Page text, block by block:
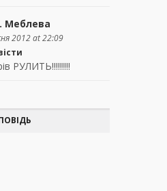
Меблева
2012 at 22:09
РУЛИТЬ!!!!!!!!!